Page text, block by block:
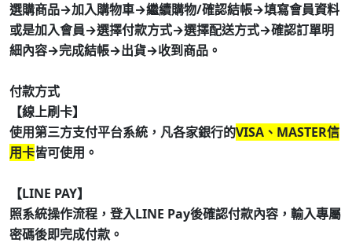
選購商品→加入購物車→繼續購物/確認結帳→填寫會員資料
或是加入會員→選擇付款方式→選擇配送方式→確認訂單明
細內容→完成結帳→出貨→收到商品。
付款方式
【線上刷卡】
使用第三方支付平台系統，凡各家銀行的VISA、MASTER信
用卡皆可使用。
【LINE PAY】
照系統操作流程，登入LINE Pay後確認付款內容，輸入專屬
密碼後即完成付款。